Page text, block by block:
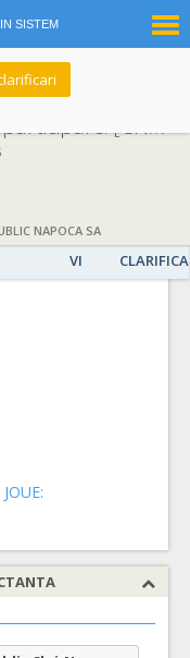
SISTEM
[CN1053038] -
NAPOCA SA
VI